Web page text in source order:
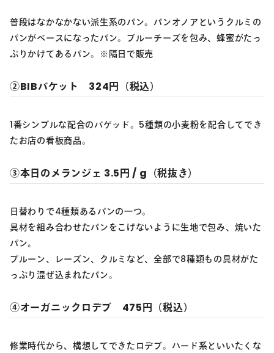
普段はなかなかない派生系のパン。パンオノアというクルミの
パンがベースになったパン。ブルーチーズを包み、蜂蜜がたっ
ぷりかけてあるパン。※隔日で販売
②BIBバケット 324円（税込）
1番シンプルな配合のバゲッド。5種類の小麦粉を配合してでき
たお店の看板商品。
③本日のメランジェ 3.5円 / g（税抜き）
日替わりで4種類あるパンの一つ。
具材を組み合わせたパンをこげないように生地で包み、焼いた
パン。
プルーン、レーズン、クルミなど、全部で8種類もの具材がた
っぷり混ぜ込まれたパン。
④オーガニックロデブ 475円（税込）
修業時代から、構想してできたロデブ。ハード系といいたくな